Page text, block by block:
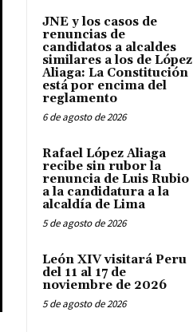
JNE y los casos de
renuncias de
candidatos a alcaldes
similares a los de López
Aliaga: La Constitución
está por encima del
reglamento
6 de agosto de 2026
Rafael López Aliaga
recibe sin rubor la
renuncia de Luis Rubio
a la candidatura a la
alcaldía de Lima
5 de agosto de 2026
León XIV visitará Peru
del 11 al 17 de
noviembre de 2026
5 de agosto de 2026